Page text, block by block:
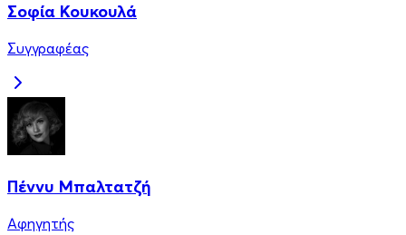
Σοφία Κουκουλά
Συγγραφέας
Πέννυ Μπαλτατζή
Αφηγητής